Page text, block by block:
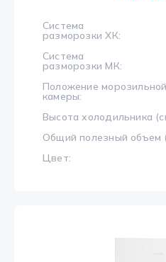
Система
разморозки ХК:
Система
разморозки МК:
Положение морозильной
камеры:
Высота холодильника
Общий полезный объем
Цвет: